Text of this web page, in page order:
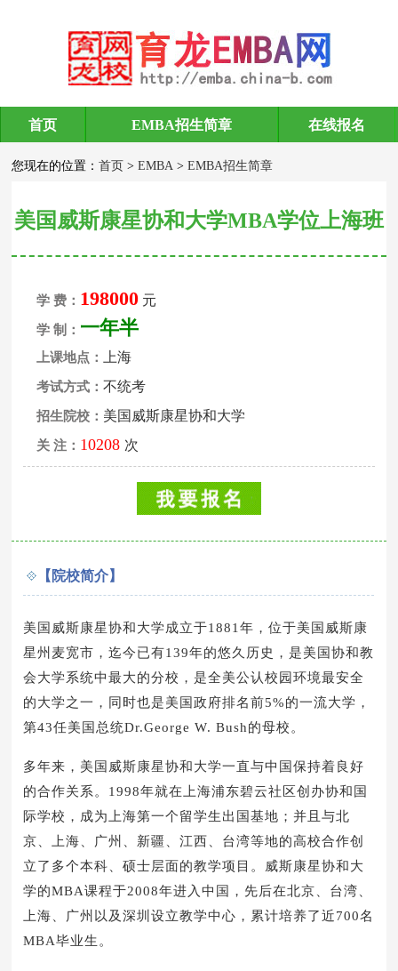
EMBA招生简章
首页 EMBA招生简章 在线报名
您现在的位置：首页 >EMBA >EMBA招生简章
美国威斯康星协和大学MBA学位上海班
学 费： 198000 元
学 制： 一年半
上课地点： 上海
考试方式：不统考
招生院校： 美国威斯康星协和大学
关 注： 10208 次
【院校简介】
美国威斯康星协和大学成立于1881年，位于美国威斯康
星州麦宽市，迄今已有139年的悠久历史，是美国协和教
会大学系统中最大的分校，是全美公认校园环境最安全
的大学之一，同时也是美国政府排名前5%的一流大学，
第43任美国总统Dr.George W. Bush的母校。
多年来，美国威斯康星协和大学一直与中国保持着良好
的合作关系。1998年就在上海浦东碧云社区创办协和国
际学校，成为上海第一个留学生出国基地；并且与北
京、上海、广州、新疆、江西、台湾等地的高校合作创
立了多个本科、硕士层面的教学项目。威斯康星协和大
学的MBA课程于2008年进入中国，先后在北京、台湾、
上海、广州以及深圳设立教学中心，累计培养了近700名
MBA毕业生。